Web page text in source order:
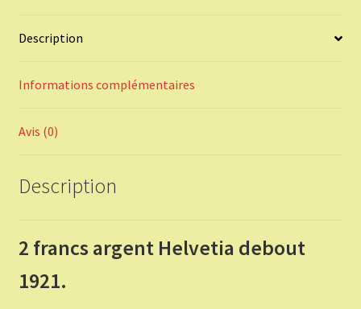
Description
Informations complémentaires
Avis (0)
Description
2 francs argent Helvetia debout
1921.